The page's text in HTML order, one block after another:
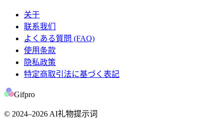
关于
联系我们
よくある質問 (FAQ)
使用条款
隐私政策
特定商取引法に基づく表記
Gifpro
© 2024–2026AI礼物提示词